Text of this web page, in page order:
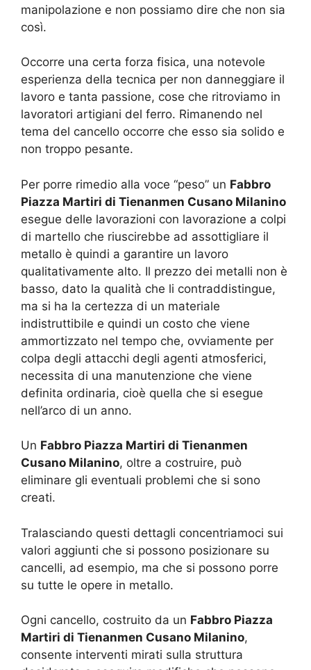
manipolazione e non possiamo dire che non sia
così.
Occorre una certa forza fisica, una notevole
esperienza della tecnica per non danneggiare il
lavoro e tanta passione, cose che ritroviamo in
lavoratori artigiani del ferro. Rimanendo nel
tema del cancello occorre che esso sia solido e
non troppo pesante.
Per porre rimedio alla voce “peso” un Fabbro
Piazza Martiri di Tienanmen Cusano Milanino
esegue delle lavorazioni con lavorazione a colpi
di martello che riuscirebbe ad assottigliare il
metallo è quindi a garantire un lavoro
qualitativamente alto. Il prezzo dei metalli non è
basso, dato la qualità che li contraddistingue,
ma si ha la certezza di un materiale
indistruttibile e quindi un costo che viene
ammortizzato nel tempo che, ovviamente per
colpa degli attacchi degli agenti atmosferici,
necessita di una manutenzione che viene
definita ordinaria, cioè quella che si esegue
nell’arco di un anno.
Un Fabbro Piazza Martiri di Tienanmen
Cusano Milanino, oltre a costruire, può
eliminare gli eventuali problemi che si sono
creati.
Tralasciando questi dettagli concentriamoci sui
valori aggiunti che si possono posizionare su
cancelli, ad esempio, ma che si possono porre
su tutte le opere in metallo.
Ogni cancello, costruito da un Fabbro Piazza
Martiri di Tienanmen Cusano Milanino,
consente interventi mirati sulla struttura